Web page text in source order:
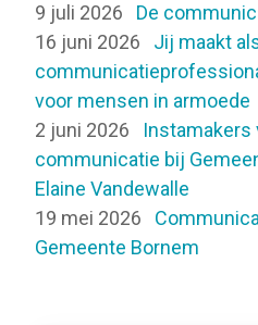
9 juli 2026
De
16 juni 2026
Jij maakt
voor mensen in armoede
2 juni 2026
Instamakers
communicatie bij
Elaine Vandewalle
19 mei 2026
Gemeente Bornem